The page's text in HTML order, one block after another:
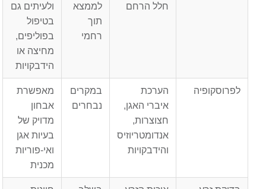
חלל הרחם
לממצא
תוך
רחמי
ולעיתים גם
בטיפול
בפוליפים,
מחיצה או
הידבקויות
לפרוסקופיה
הערכת
איברי האגן,
חצוצרות,
אנדומטריוזיס
והידבקויות
במקרים
נבחרים
מאפשרת
אבחון
מדויק של
בעיות אגן
ואי-פוריות
מכנית